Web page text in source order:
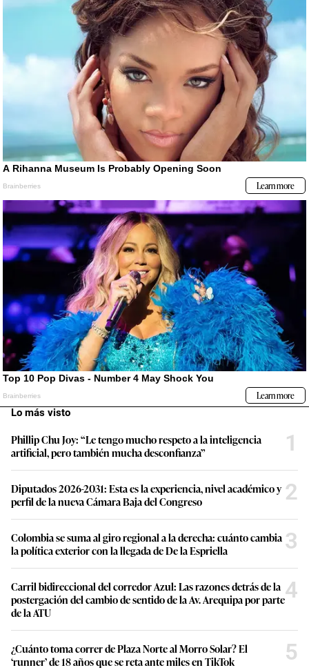
Lo más visto
Phillip Chu Joy: “Le tengo mucho respeto a la inteligencia
artificial, pero también mucha desconfianza”
1
Diputados 2026-2031: Esta es la experiencia, nivel académico y
perfil de la nueva Cámara Baja del Congreso
2
Colombia se suma al giro regional a la derecha: cuánto cambia
la política exterior con la llegada de De la Espriella
3
Carril bidireccional del corredor Azul: Las razones detrás de la
postergación del cambio de sentido de la Av. Arequipa por parte
de la ATU
4
¿Cuánto toma correr de Plaza Norte al Morro Solar? El
‘runner’ de 18 años que se reta ante miles en TikTok
5